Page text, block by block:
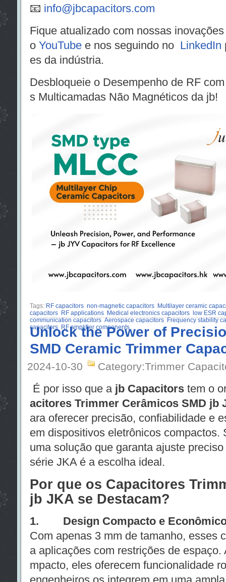
📧 info@jbcapacitors.com
Fique atualizado com nossas
o YouTubee nos seguindo no LinkedIn
es da indústria.
Desbloqueie o Desempenho de RF
s Multicamadas Não Magnéticos da jb!
Tags: RF capacitors non-magnetic capacitors
Multilayer ceramic
capacitors
RF applications Medical electronics capacitors
low ESR
communication capacitors Aerospace capacitors
Frequency stability
capacitors
RF amplifier components
Unlock the Power of
SMD Ceramic Trimmer
2024-10-30 Category:Trimmer
É por isso que a jb Capacitorstem o
acitores Trimmer Cerâmicos SMD jb
ara oferecer precisão, confiabilidade e
em dispositivos eletrônicos compactos.
uma solução que garanta ajuste
série JKA é a escolha ideal.
Por que os Capacitores
jb JKA se Destacam?
1. Design Compacto e Econômico
Com apenas 3 mm de tamanho, esses
a aplicações com restrições de
mpacto, eles oferecem funcionalidade